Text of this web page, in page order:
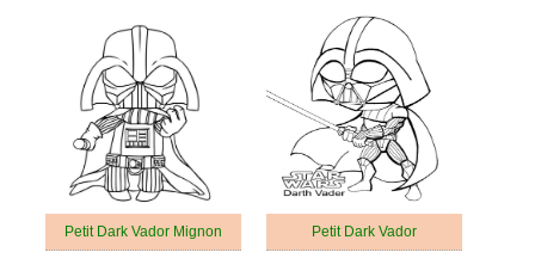
Petit Dark Vador Mignon Petit Dark Vador